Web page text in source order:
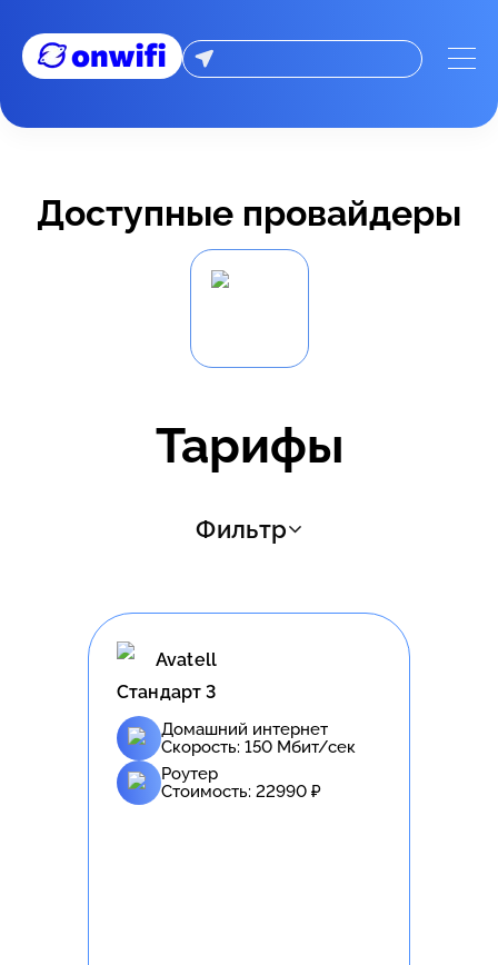
Доступные провайдеры
Тарифы
Фильтр
Avatell
Стандарт 3
Домашний интернет
Скорость: 150 Мбит/сек
Роутер
Стоимость: 22990 ₽